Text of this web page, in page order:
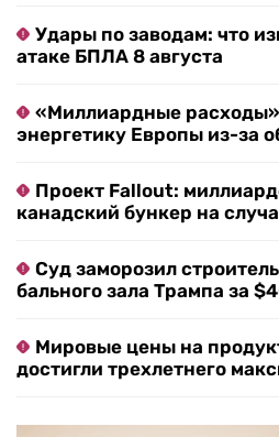
Удары по заводам: что
атаке БПЛА 8 августа
«Миллиардные
энергетику Европы из-за
Проект Fallout:
канадский бункер на
Суд заморозил
бального зала Трампа за
Мировые цены на
достигли трехлетнего